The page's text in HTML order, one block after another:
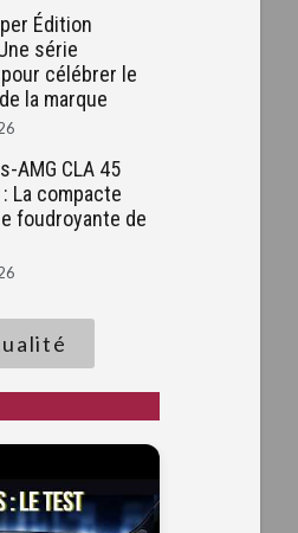
Édition
série
célébrer le
la marque
AMG CLA 45
: La compacte
foudroyante de